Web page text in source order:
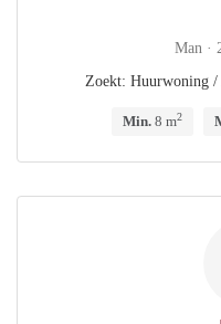
Man ·
Zoekt: Huurwoning /
Min. 8 m2